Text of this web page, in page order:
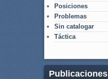
Posiciones
Problemas
Sin catalogar
Táctica
Publicaciones